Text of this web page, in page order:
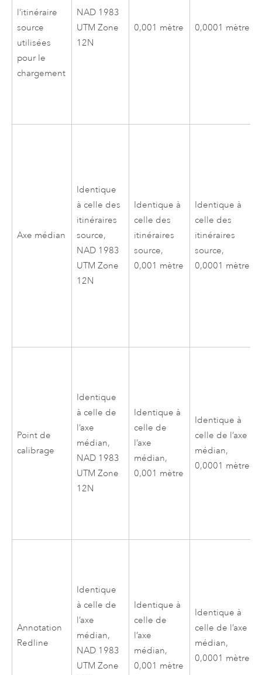
l’itinéraire
source
utilisées
pour le
chargement
NAD 1983
UTM Zone
12N
0,001 mètre 0,0001 mètre
Axe médian
Identique
à celle des
itinéraires
source,
NAD 1983
UTM Zone
12N
Identique à
celle des
itinéraires
source,
0,001 mètre
Identique à
celle des
itinéraires
source,
0,0001 mètre
Point de
calibrage
Identique
à celle de
l’axe
médian,
NAD 1983
UTM Zone
12N
Identique à
celle de
l’axe
médian,
0,001 mètre
Identique à
celle de l’axe
médian,
0,0001 mètre
Annotation
Redline
Identique
à celle de
l’axe
médian,
NAD 1983
UTM Zone
Identique à
celle de
l’axe
médian,
0,001 mètre
Identique à
celle de l’axe
médian,
0,0001 mètre